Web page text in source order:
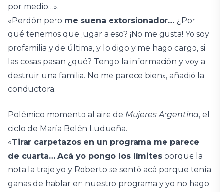
por medio…».
«Perdón pero me suena extorsionador… ¿Por
qué tenemos que jugar a eso? ¡No me gusta! Yo soy
profamilia y de última, y lo digo y me hago cargo, si
las cosas pasan ¿qué? Tengo la información y voy a
destruir una familia. No me parece bien», añadió la
conductora.
Polémico momento al aire de Mujeres Argentina, el
ciclo de María Belén Ludueña.
«Tirar carpetazos en un programa me parece
de cuarta… Acá yo pongo los límites porque la
nota la traje yo y Roberto se sentó acá porque tenía
ganas de hablar en nuestro programa y yo no hago